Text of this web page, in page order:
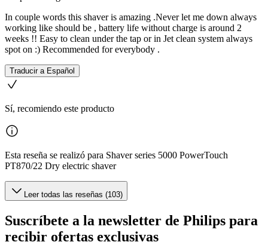
In couple words this shaver is amazing .Never let me down always
working like should be , battery life without charge is around 2
weeks !! Easy to clean under the tap or in Jet clean system always
spot on :) Recommended for everybody .
Traducir a Español
Sí, recomiendo este producto
Esta reseña se realizó para Shaver series 5000 PowerTouch
PT870/22 Dry electric shaver
Leer todas las reseñas (103)
Suscríbete a la newsletter de Philips para
recibir ofertas exclusivas